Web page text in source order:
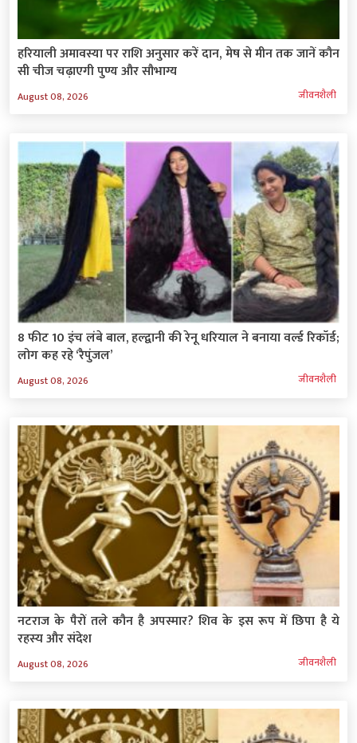
हरियाली अमावस्या पर राशि अनुसार करें दान, मेष से मीन तक जानें कौन
सी चीज चढ़ाएगी पुण्य और सौभाग्य
August 08, 2026 जीवनशैली
8 फीट 10 इंच लंबे बाल, हल्द्वानी की रेनू धरियाल ने बनाया वर्ल्ड रिकॉर्ड;
लोग कह रहे ‘रैपुंजल’
August 08, 2026 जीवनशैली
नटराज के पैरों तले कौन है अपस्मार? शिव के इस रूप में छिपा है ये
रहस्‍य और संदेश
August 08, 2026 जीवनशैली